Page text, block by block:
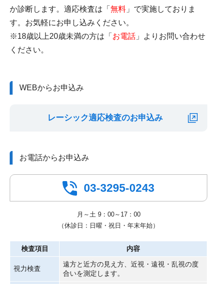
か診断します。適応検査は「 無料 」で実施しておりま
す。お気軽にお申し込みください。
※18歳以上20歳未満の方は「 お電話 」よりお問い合わせ
ください。
WEBからお申込み
レーシック適応検査のお申込み
お電話からお申込み
03-3295-0243
月～土 9：00～17：00
（休診日：日曜・祝日・年末年始）
検査項目 内容
視力検査
遠方と近方の見え方、近視・遠視・乱視の度
合いを測定します。